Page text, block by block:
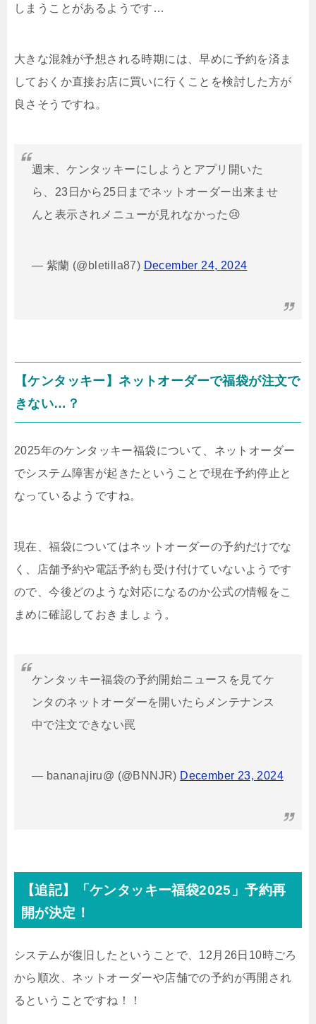
しまうことがあるようです…
大きな混雑が予想される時期には、早めに予約を済ま
しておくか直接お店に買いに行くことを検討した方が
良さそうですね。
週末、ケンタッキーにしようとアプリ開いた
ら、23日から25日までネットオーダー出来ませ
んと表示されメニューが見れなかった😢
— 紫蘭 (@bletilla87) December 24, 2024
【ケンタッキー】ネットオーダーで福袋が注文で
きない…？
2025年のケンタッキー福袋について、ネットオーダー
でシステム障害が起きたということで現在予約停止と
なっているようですね。
現在、福袋についてはネットオーダーの予約だけでな
く、店舗予約や電話予約も受け付けていないようです
ので、今後どのような対応になるのか公式の情報をこ
まめに確認しておきましょう。
ケンタッキー福袋の予約開始ニュースを見てケ
ンタのネットオーダーを開いたらメンテナンス
中で注文できない罠
— bananajiru@ (@BNNJR) December 23, 2024
【追記】「ケンタッキー福袋2025」予約再
開が決定！
システムが復旧したということで、12月26日10時ごろ
から順次、ネットオーダーや店舗での予約が再開され
るということですね！！